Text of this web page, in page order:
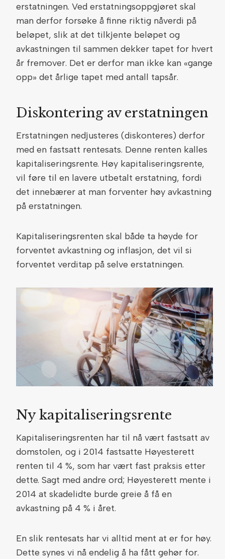
erstatningen. Ved erstatningsoppgjøret skal
man derfor forsøke å finne riktig nåverdi på
beløpet, slik at det tilkjente beløpet og
avkastningen til sammen dekker tapet for hvert
år fremover. Det er derfor man ikke kan «gange
opp» det årlige tapet med antall tapsår.
Diskontering av erstatningen
Erstatningen nedjusteres (diskonteres) derfor
med en fastsatt rentesats. Denne renten kalles
kapitaliseringsrente. Høy kapitaliseringsrente,
vil føre til en lavere utbetalt erstatning, fordi
det innebærer at man forventer høy avkastning
på erstatningen.
Kapitaliseringsrenten skal både ta høyde for
forventet avkastning og inflasjon, det vil si
forventet verditap på selve erstatningen.
Ny kapitaliseringsrente
Kapitaliseringsrenten har til nå vært fastsatt av
domstolen, og i 2014 fastsatte Høyesterett
renten til 4 %, som har vært fast praksis etter
dette. Sagt med andre ord; Høyesterett mente i
2014 at skadelidte burde greie å få en
avkastning på 4 % i året.
En slik rentesats har vi alltid ment at er for høy.
Dette synes vi nå endelig å ha fått gehør for.